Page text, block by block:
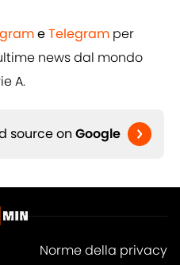
eTelegram per
news dal mondo
A.
source on Google
Norme della privacy